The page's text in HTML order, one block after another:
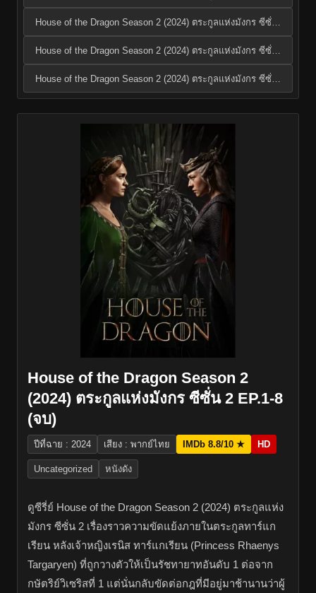
House of the Dragon Season 2 (2024) ตระกูลแห่งมังกร ซีซั่น 2 EP.6
House of the Dragon Season 2 (2024) ตระกูลแห่งมังกร ซีซั่น 2 EP.7
House of the Dragon Season 2 (2024) ตระกูลแห่งมังกร ซีซั่น 2 EP.8 (
House of the Dragon Season 2
(2024) ตระกูลแห่งมังกร ซีซั่น 2 EP.1-8
(จบ)
ปีที่ฉาย : 2024 เสียง : พากย์ไทย IMDb 8.8/10 ★ HD
Uncategorized หนังดัง
ดูซีรี่ย์ House of the Dragon Season 2 (2024) ตระกูลแห่ง
มังกร ซีซั่น 2 เรื่องราวความขัดแย้งภายในตระกูลทาร์แก
เรียน หลังเจ้าหญิงเรนิส ทาร์แกเรียน (Princess Rhaenys
Targaryen) ที่ถูกวางตัวให้เป็นรัชทายาทอันดับ 1 ต่อจาก
กษัตริย์วิเซริสที่ 1 แต่นั่นกลับขัดต่อกฎที่มีอยู่มาช้านานว่าผู้